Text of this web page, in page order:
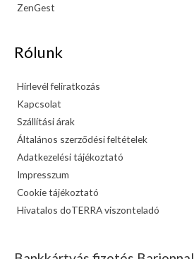
ZenGest
Rólunk
Hírlevél feliratkozás
Kapcsolat
Szállítási árak
Általános szerződési feltételek
Adatkezelési tájékoztató
Impresszum
Cookie tájékoztató
Hivatalos doTERRA viszonteladó